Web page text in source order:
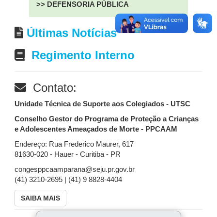
>> DEFENSORIA PÚBLICA
Últimas Notícias
Regimento Interno
Contato:
Unidade Técnica de Suporte aos Colegiados - UTSC
Conselho Gestor do Programa de Proteção a Crianças
e Adolescentes Ameaçados de Morte - PPCAAM
Endereço: Rua Frederico Maurer, 617
81630-020 - Hauer - Curitiba - PR
congesppcaamparana@seju.pr.gov.br
(41) 3210-2695 | (41) 9 8828-4404
SAIBA MAIS